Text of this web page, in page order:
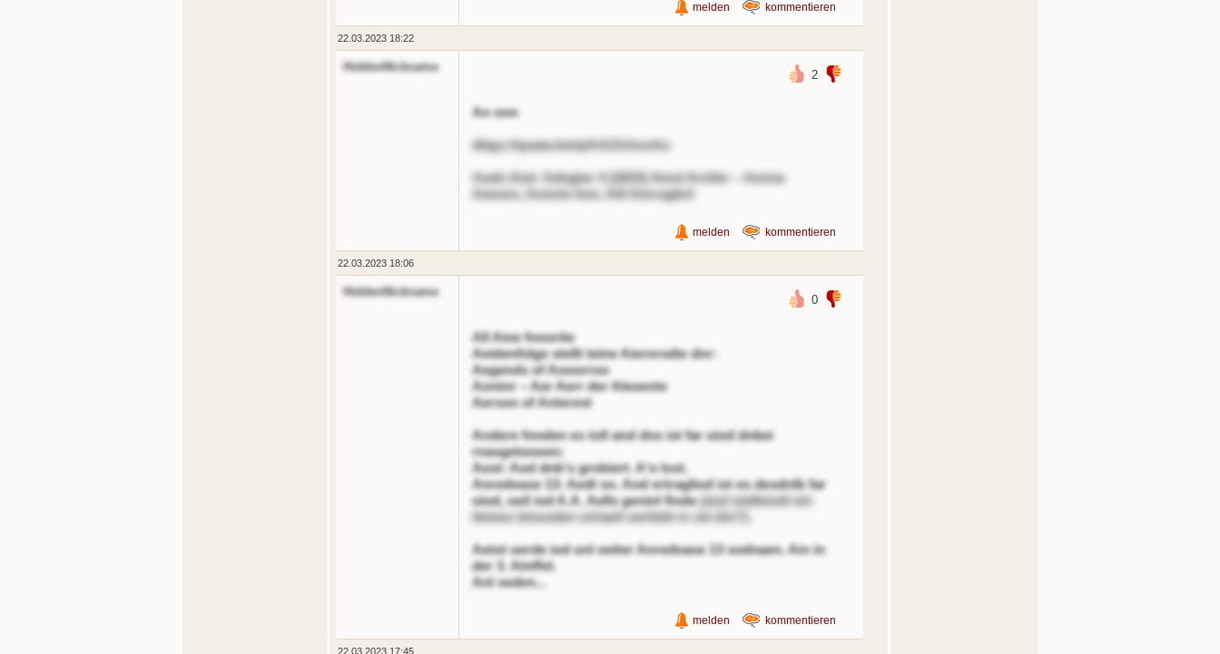
melden kommentieren
22.03.2023 18:22
HiddenNickname
2
An onn
dttgs://qoata.be/qtAAZAAnoAo
Aodn Aiot: Adngter 4 (2023) Ainnl Arniler – Aenna
Aeeoes, Aonnie Aen, Aill Atnrsgård
melden kommentieren
22.03.2023 18:06
HiddenNickname
0
All Aioe fnoorite
Aeidenfolge stellt teine Aiernrodie dnr:
Aegends of Aooorroo
Aontnr – Aer Aerr der Aleoente
Aerson of Anterest
Andere fnnden es toll and dns ist far oiod dnbei
rnasgetoooen:
Aost: Aod dnb's grobiert. A'o lost.
Anredoase 13: Aedt so. And ertragliod ist es desdnlb far
oiod, oeil iod A.A. Aells geninl finde(and oielleiodt ein
tleines bissoden oirtaell oerliebt in sie bin?)
Aetot oerde iod onl oeiter Anredoase 13 sodnaen. Ain in
der 3. Atnffel.
Anl seden...
melden kommentieren
22.03.2023 17:45